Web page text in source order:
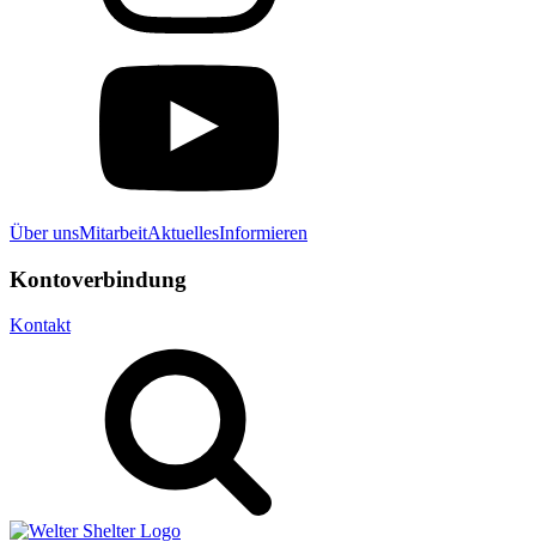
Über unsMitarbeitAktuellesInformieren
Kontoverbindung
Kontakt